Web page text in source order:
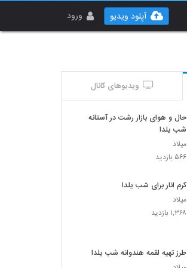
ورود آپلود ویدیو
ویدیوهای کانال
حال و هوای بازار رشت در آستانه
شب یلدا
میلاد
۵۶۶ بازدید
کرم انار برای شب یلدا
میلاد
۱,۳۶۸ بازدید
طرز تهیه لقمه هندوانه شب یلدا